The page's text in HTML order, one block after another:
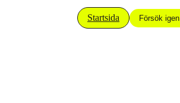
Startsida Försök igen